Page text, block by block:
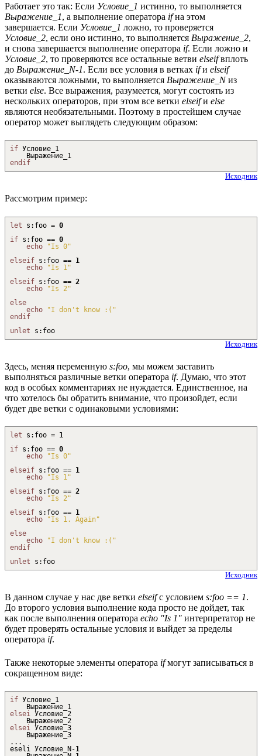
Работает это так: Если Условие_1 истинно, то выполняется
Выражение_1, а выполнение оператора ifна этом
завершается. Если Условие_1 ложно, то проверяется
Условие_2, если оно истинно, то выполняется Выражение_2,
и снова завершается выполнение оператора if. Если ложно и
Условие_2, то проверяются все остальные ветви elseifвплоть
до Выражение_N-1. Если все условия в ветках ifи elseif
оказываются ложными, то выполняется Выражение_Nиз
ветки else. Все выражения, разумеется, могут состоять из
нескольких операторов, при этом все ветки elseifи else
являются необязательными. Поэтому в простейшем случае
оператор может выглядеть следующим образом:
if Условие_1
Выражение_1
endif
Исходник
Рассмотрим пример:
let s : foo = 0
if s : foo == 0
echo
"Is 0"
elseif s : foo == 1
echo
"Is 1"
elseif s : foo == 2
echo
"Is 2"
else
echo
"I don't know :("
endif
unlet s : foo
Исходник
Здесь, меняя переменную s:foo, мы можем заставить
выполняться различные ветки оператора if. Думаю, что этот
код в особых комментариях не нуждается. Единственное, на
что хотелось бы обратить внимание, что произойдет, если
будет две ветки с одинаковыми условиями:
let s : foo = 1
if s : foo == 0
echo
"Is 0"
elseif s : foo == 1
echo
"Is 1"
elseif s : foo == 2
echo
"Is 2"
elseif s : foo == 1
echo
"Is 1. Again"
else
echo
"I don't know :("
endif
unlet s : foo
Исходник
В данном случае у нас две ветки elseifс условием s:foo == 1.
До второго условия выполнение кода просто не дойдет, так
как после выполнения оператора echo "Is 1" интерпретатор не
будет проверять остальные условия и выйдет за пределы
оператора if.
Также некоторые элементы оператора ifмогут записываться в
сокращенном виде:
if Условие_1
Выражение_1
elsei Условие_2
Выражение_2
elsei Условие_3
Выражение_3
...
eseli Условие_N -1